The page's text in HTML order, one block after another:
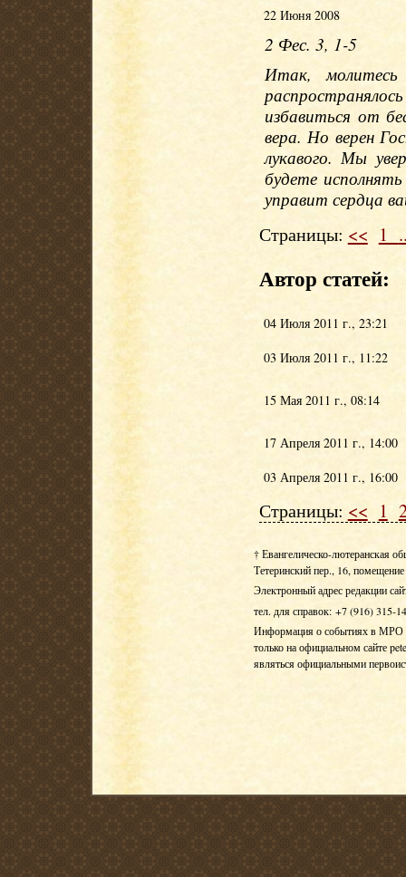
22 Июня 2008
2 Фес. 3, 1-5
Итак,
избавиться от
вера. Но верен
лукавого. Мы
будете
управит сердца
Страницы: << 1
Автор статей:
04 Июля 2011 г., 23:21
03 Июля 2011 г., 11:22
15 Мая 2011 г., 08:14
17 Апреля 2011 г., 14:00
03 Апреля 2011 г., 16:00
Страницы: << 1
† Евангелическо-лютеранская
Тетеринский пер., 16,
Электронный адрес редакции
тел. для справок: +7 (916) 315-
Информация о событиях в МРО
только на официальном сайте
являться официальными